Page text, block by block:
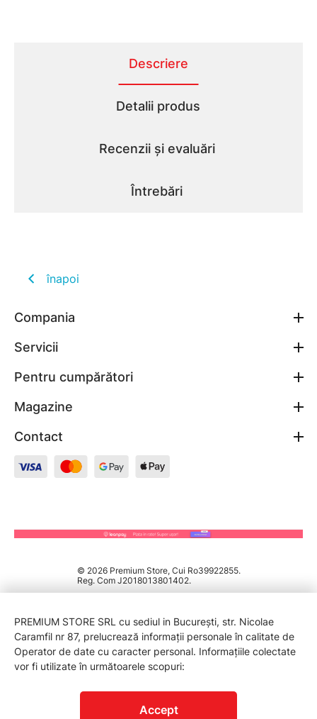
Descriere
Detalii produs
Recenzii și evaluări
Întrebări
înapoi
Compania
Servicii
Pentru cumpărători
Magazine
Contact
© 2026 Premium Store, Cui Ro39922855.
Reg. Com J2018013801402.
PREMIUM STORE SRL cu sediul in București, str. Nicolae
Caramfil nr 87, prelucrează informații personale în calitate de
Operator de date cu caracter personal. Informațiile colectate
vor fi utilizate în următoarele scopuri:
Accept